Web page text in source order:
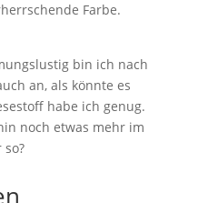
Farbe.
bin ich nach
an, als könnte es
habe ich genug.
noch etwas mehr im